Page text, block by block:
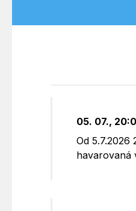
05. 07.,
Od
havarovaná